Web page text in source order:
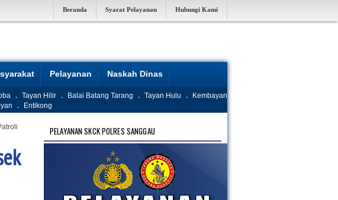
Beranda Syarat Pelayanan Hubungi Kami
Pelayanan Naskah Dinas
. Tayan Hilir . Balai Batang Tarang . Tayan Hulu .
Kembayan
. Entikong
PELAYANAN SKCK POLRES SANGGAU